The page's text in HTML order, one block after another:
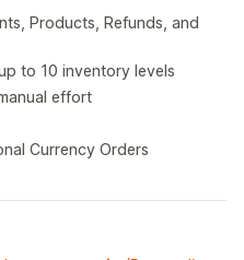
Products, Refunds, and
to 10 inventory levels
effort
Currency Orders